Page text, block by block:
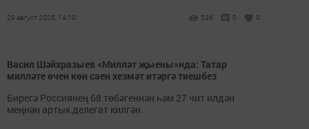
29 август 2025, 14:10 536 0 0
Васил Шәйхразыев «Милләт җыены»нда: Татар
милләте өчен көн саен хезмәт итәргә тиешбез
Бирегә Россиянең 68 төбәгеннән һәм 27 чит илдән
меңнән артык делегат килгән.